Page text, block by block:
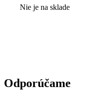
Nie je na sklade
Odporúčame